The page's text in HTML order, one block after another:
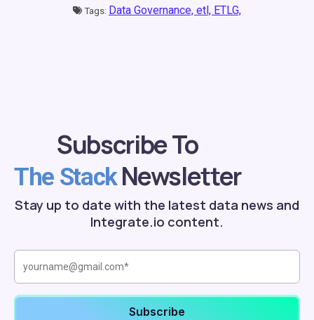
Tags: Data Governance, etl, ETLG,
Subscribe To
The StackNewsletter
Stay up to date with the latest data news and
Integrate.io content.